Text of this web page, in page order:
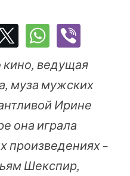
кино, ведущая
муза мужских
Ирине
она играла
произведениях –
Шекспир,